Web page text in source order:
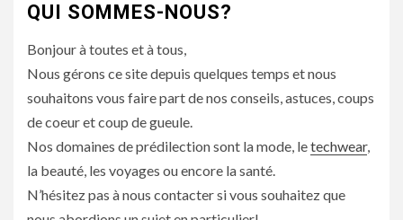
QUI SOMMES-NOUS?
Bonjour à toutes et à tous,
Nous gérons ce site depuis quelques temps et nous
souhaitons vous faire part de nos conseils, astuces, coups
de coeur et coup de gueule.
Nos domaines de prédilection sont la mode, letechwear,
la beauté, les voyages ou encore la santé.
N’hésitez pas à nous contacter si vous souhaitez que